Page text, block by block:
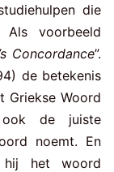
die
voorbeeld
Concordance”.
de betekenis
Griekse Woord
de juiste
noemt. En
het woord